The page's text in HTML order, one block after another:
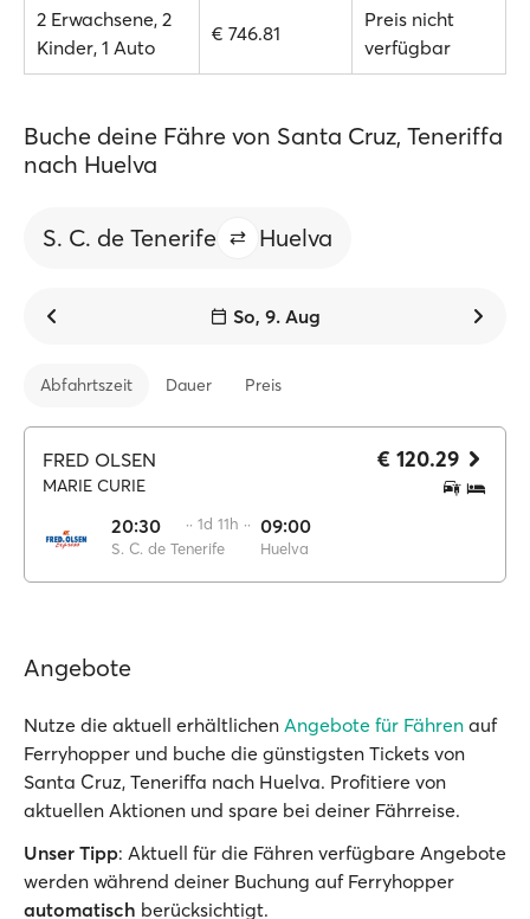
2 Erwachsene, 2
Kinder, 1 Auto
€ 746.81
Preis nicht
verfügbar
Buche deine Fähre von Santa Cruz, Teneriffa
nach Huelva
S. C. de Tenerife Huelva
So, 9. Aug
Abfahrtszeit Dauer Preis
FRED OLSEN
MARIE CURIE
20:30
S. C. de Tenerife
·· 1d 11h ·· 09:00
Huelva
€ 120.29
Angebote
Nutze die aktuell erhältlichen Angebote für Fähren auf
Ferryhopper und buche die günstigsten Tickets von
Santa Cruz, Teneriffa nach Huelva. Profitiere von
aktuellen Aktionen und spare bei deiner Fährreise.
Unser Tipp: Aktuell für die Fähren verfügbare Angebote
werden während deiner Buchung auf Ferryhopper
automatisch berücksichtigt.